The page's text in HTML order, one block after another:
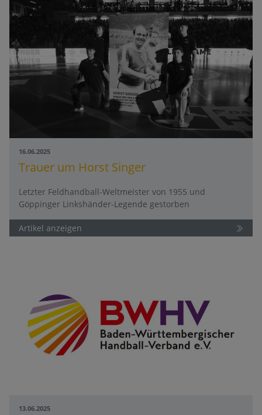
16.06.2025
Trauer um Horst Singer
Letzter Feldhandball-Weltmeister von 1955 und
Göppinger Linkshänder-Legende gestorben
Artikel anzeigen
13.06.2025